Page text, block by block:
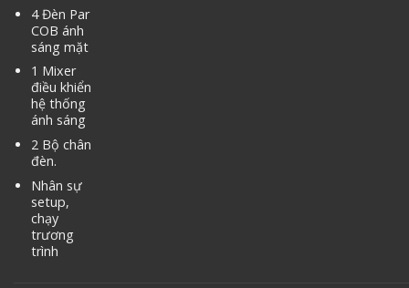
4 Đèn Par
COB ánh
sáng mặt
1 Mixer
điều khiển
hệ thống
ánh sáng
2 Bộ chân
đèn.
Nhân sự
setup,
chạy
trương
trình